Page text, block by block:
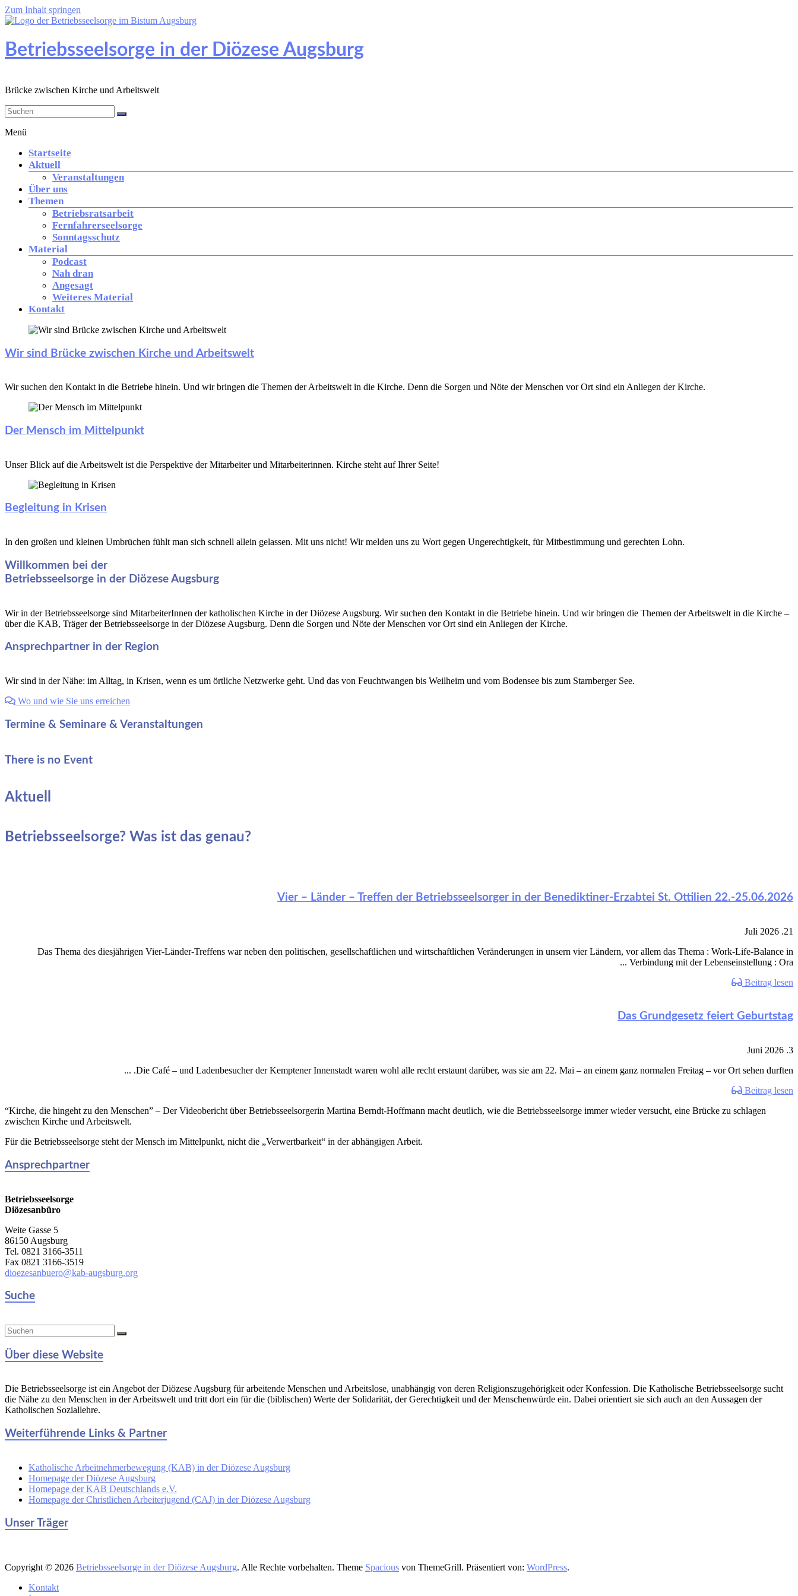
Zum Inhalt springen
Betriebsseelsorge in der Diözese Augsburg
Brücke zwischen Kirche und Arbeitswelt
Menü
Startseite
Aktuell
Veranstaltungen
Über uns
Themen
Betriebsratsarbeit
Fernfahrerseelsorge
Sonntagsschutz
Material
Podcast
Nah dran
Angesagt
Weiteres Material
Kontakt
Wir sind Brücke zwischen Kirche und Arbeitswelt
Wir suchen den Kontakt in die Betriebe hinein. Und wir bringen die Themen der Arbeitswelt in die Kirche. Denn die Sorgen und Nöte der Menschen vor Ort sind ein Anliegen der Kirche.
Der Mensch im Mittelpunkt
Unser Blick auf die Arbeitswelt ist die Perspektive der Mitarbeiter und Mitarbeiterinnen. Kirche steht auf Ihrer Seite!
Begleitung in Krisen
In den großen und kleinen Umbrüchen fühlt man sich schnell allein gelassen. Mit uns nicht! Wir melden uns zu Wort gegen Ungerechtigkeit, für Mitbestimmung und gerechten Lohn.
Willkommen bei der
Betriebsseelsorge in der Diözese Augsburg
Wir in der Betriebsseelsorge sind MitarbeiterInnen der katholischen Kirche in der Diözese Augsburg. Wir suchen den Kontakt in die Betriebe hinein. Und wir bringen die Themen der Arbeitswelt in die Kirche –
über die KAB, Träger der Betriebsseelsorge in der Diözese Augsburg. Denn die Sorgen und Nöte der Menschen vor Ort sind ein Anliegen der Kirche.
Ansprechpartner in der Region
Wir sind in der Nähe: im Alltag, in Krisen, wenn es um örtliche Netzwerke geht. Und das von Feuchtwangen bis Weilheim und vom Bodensee bis zum Starnberger See.
Wo und wie Sie uns erreichen
Termine & Seminare & Veranstaltungen
There is no Event
Aktuell
Betriebsseelsorge? Was ist das genau?
Vier – Länder – Treffen der Betriebsseelsorger in der Benediktiner-Erzabtei St. Ottilien 22.-25.06.2026
21. Juli 2026
Das Thema des diesjährigen Vier-Länder-Treffens war neben den politischen, gesellschaftlichen und wirtschaftlichen Veränderungen in unsern vier Ländern, vor allem das Thema : Work-Life-Balance in
Verbindung mit der Lebenseinstellung : Ora ...
Beitrag lesen
Das Grundgesetz feiert Geburtstag
3. Juni 2026
Die Café – und Ladenbesucher der Kemptener Innenstadt waren wohl alle recht erstaunt darüber, was sie am 22. Mai – an einem ganz normalen Freitag – vor Ort sehen durften. ...
Beitrag lesen
“Kirche, die hingeht zu den Menschen” – Der Videobericht über Betriebsseelsorgerin Martina Berndt-Hoffmann macht deutlich, wie die Betriebsseelsorge immer wieder versucht, eine Brücke zu schlagen
zwischen Kirche und Arbeitswelt.
Für die Betriebsseelsorge steht der Mensch im Mittelpunkt, nicht die „Verwertbarkeit“ in der abhängigen Arbeit.
Ansprechpartner
Betriebsseelsorge
Diözesanbüro
Weite Gasse 5
86150 Augsburg
Tel. 0821 3166-3511
Fax 0821 3166-3519
dioezesanbuero@kab-augsburg.org
Suche
Über diese Website
Die Betriebsseelsorge ist ein Angebot der Diözese Augsburg für arbeitende Menschen und Arbeitslose, unabhängig von deren Religionszugehörigkeit oder Konfession. Die Katholische Betriebsseelsorge sucht
die Nähe zu den Menschen in der Arbeitswelt und tritt dort ein für die (biblischen) Werte der Solidarität, der Gerechtigkeit und der Menschenwürde ein. Dabei orientiert sie sich auch an den Aussagen der
Katholischen Soziallehre.
Weiterführende Links & Partner
Katholische Arbeitnehmerbewegung (KAB) in der Diözese Augsburg
Homepage der Diözese Augsburg
Homepage der KAB Deutschlands e.V.
Homepage der Christlichen Arbeiterjugend (CAJ) in der Diözese Augsburg
Unser Träger
Copyright © 2026 Betriebsseelsorge in der Diözese Augsburg. Alle Rechte vorbehalten. Theme Spacious von ThemeGrill. Präsentiert von: WordPress.
Kontakt